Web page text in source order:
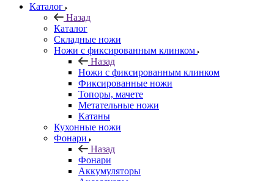
Каталог
Назад
Каталог
Складные ножи
Ножи с фиксированным клинком
Назад
Ножи с фиксированным клинком
Фиксированные ножи
Топоры, мачете
Метательные ножи
Катаны
Кухонные ножи
Фонари
Назад
Фонари
Аккумуляторы